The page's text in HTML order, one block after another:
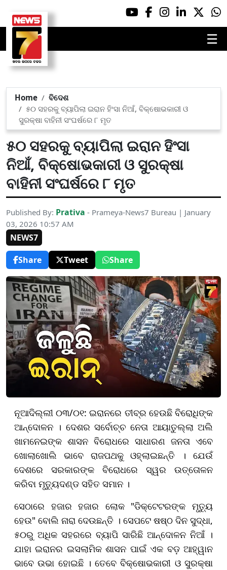
☰
Home
ବିଦେଶ
୫୦ ସହରକୁ ବ୍ୟାପିଲା ଇରାନ ହିଂସା ନିଆଁ, ବିକ୍ଷୋଭକାରୀ ଓ
ସୁରକ୍ଷା ବାହିନୀ ସଂଘର୍ଷରେ ୮ ମୃତ
୫୦ ସହରକୁ ବ୍ୟାପିଲା ଇରାନ ହିଂସା
ନିଆଁ, ବିକ୍ଷୋଭକାରୀ ଓ ସୁରକ୍ଷା
ବାହିନୀ ସଂଘର୍ଷରେ ୮ ମୃତ
Published By: Prativa - Prameya-News7 Bureau | January
03, 2026 10:57 AM
NEWS7
Share
Tweet Share
ନୂଆଦିଲ୍ଲୀ ୦୩/୦୧: ଇରାନରେ ତୀବ୍ର ହେଉଛି ବିରୋଧିଙ୍କ
ଆନ୍ଦୋଳନ । ଦେଶର ସର୍ବୋଚ୍ଚ ନେତା ଆୟାତୁଲ୍ଲା ଅଲି
ଖାମନେଇଙ୍କ ଶାସନ ବିରୋଧରେ ସାଧାରଣ ଜନତା ଏବେ
ଖୋଲାଖୋଲି ଭାବେ ରାଜପଥକୁ ଓହ୍ଲାଇଛନ୍ତି । ଯେଉଁ
ଦେଶରେ ସରକାରଙ୍କ ବିରୋଧରେ ସ୍ୱର ଉତ୍ତୋଳନ
କରିବା ମୃତ୍ୟୁଦଣ୍ଡ ସହିତ ସମାନ ।
ସେଠାରେ ହଜାର ହଜାର ଲୋକ "ଡିକ୍ଟେଟରଙ୍କ ମୃତ୍ୟୁ
ହେଉ" ବୋଲି ନାରା ଦେଉଛନ୍ତି । ସେପଟେ ଷଷ୍ଠ ଦିନ ସୁଦ୍ଧା,
୫୦ରୁ ଅଧିକ ସହରରେ ବ୍ୟାପି ସାରିଛି ଆନ୍ଦୋଳନ ନିଆଁ ।
ଯାହା ଇରାନର ଇସଲାମିକ ଶାସନ ପାଇଁ ଏକ ବଡ଼ ଆହ୍ୱାନ
ଭାବେ ଉଭା ହୋଇଛି । ତେବେ ବିକ୍ଷୋଭକାରୀ ଓ ସୁରକ୍ଷା